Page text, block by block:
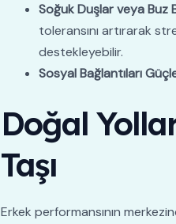
Soğuk Duşlar veya Buz
toleransını artırarak
destekleyebilir.
Sosyal Bağlantıları
Doğal
Taşı
Erkek performansının